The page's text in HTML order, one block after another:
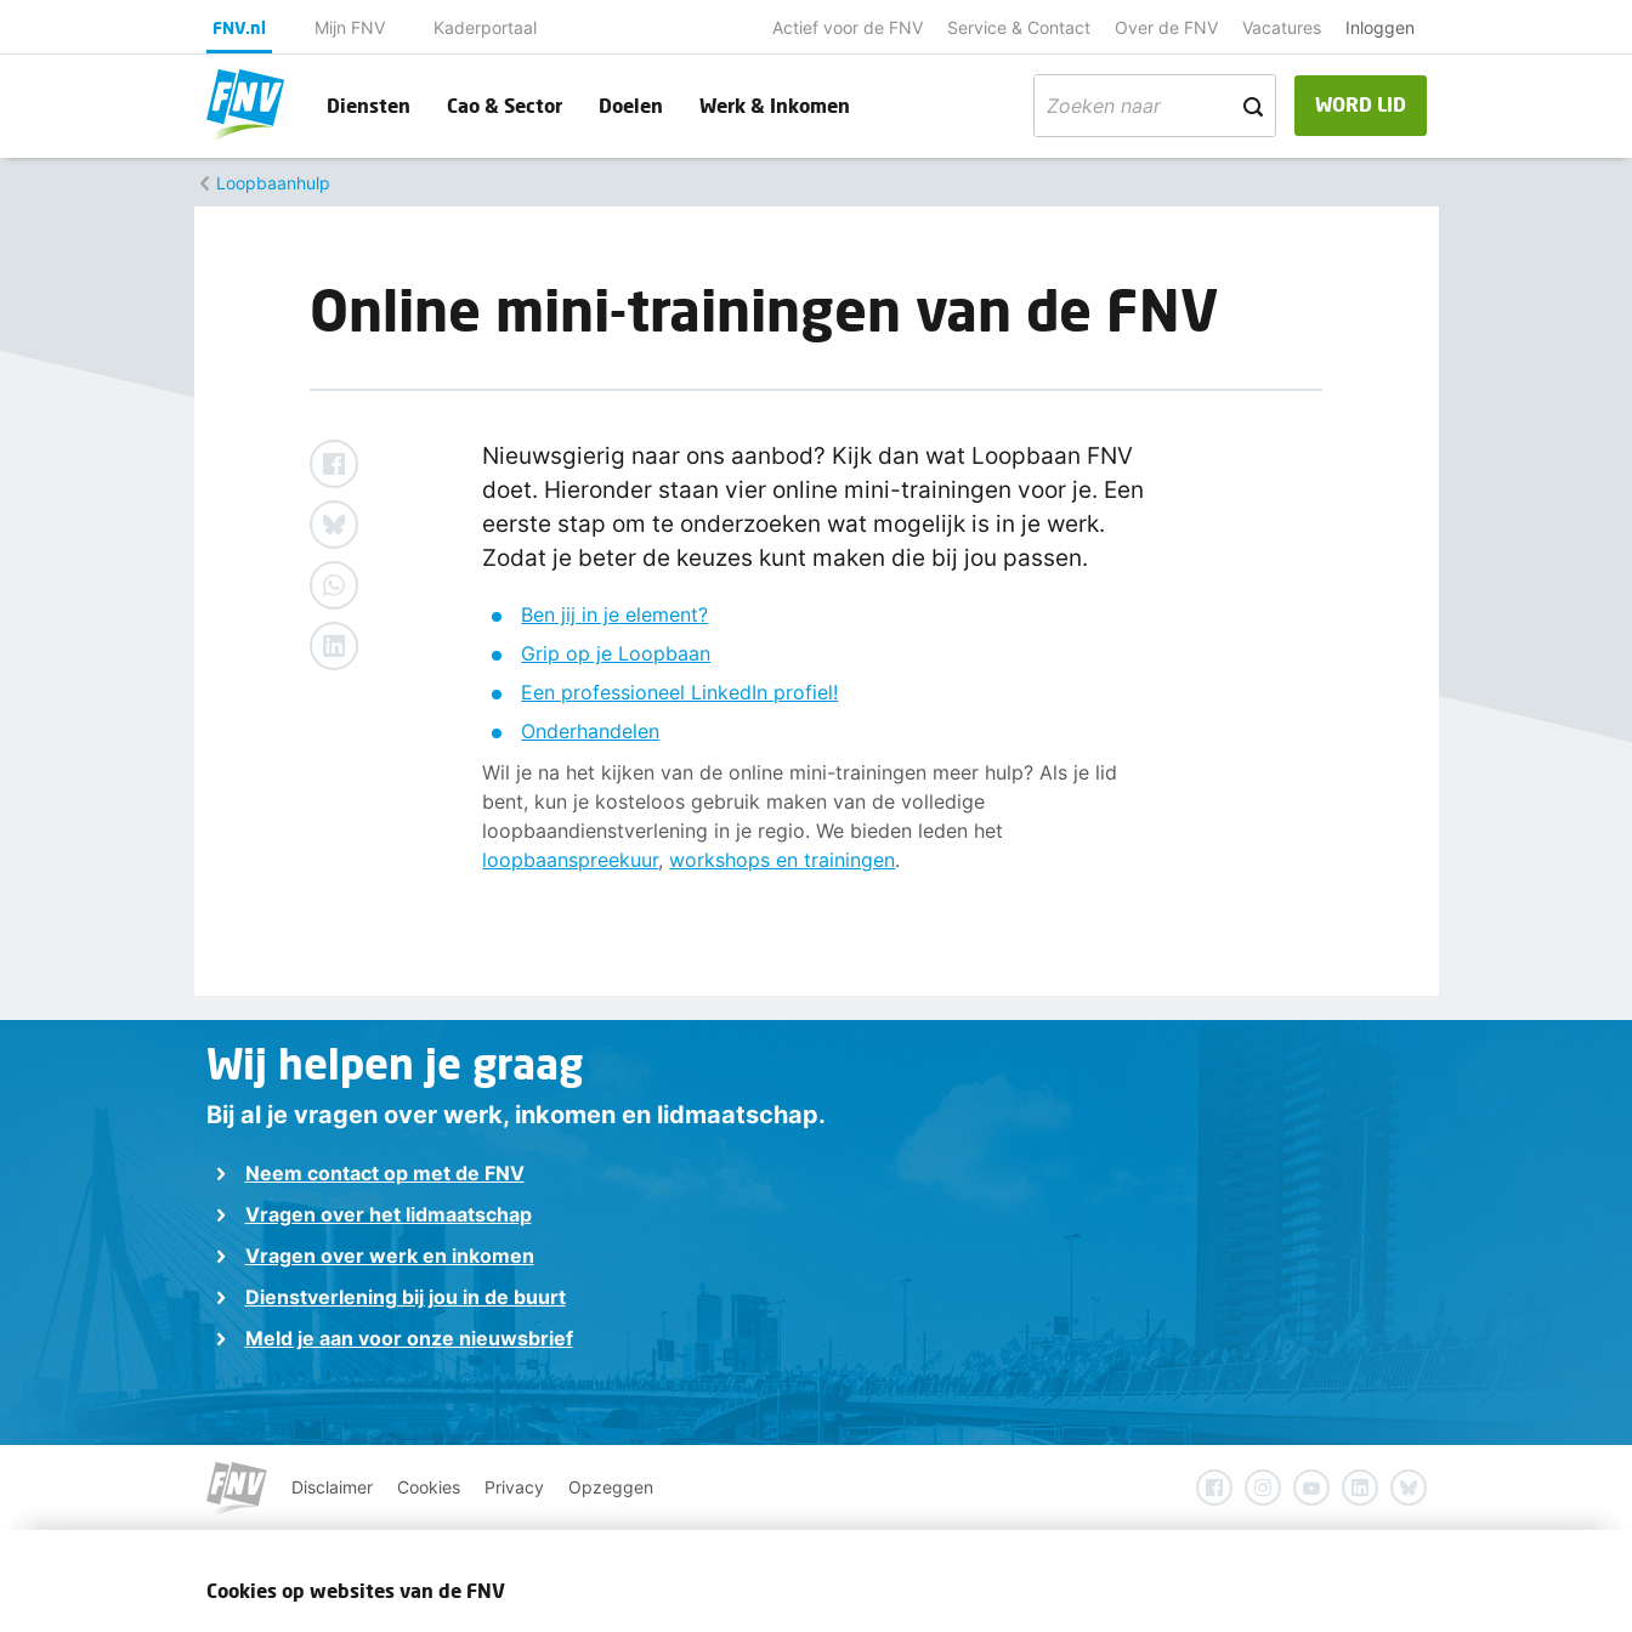
FNV.nl Mijn FNV Kaderportaal Actief voor de FNV Service & Contact Over de FNV Vacatures Inloggen
Diensten Cao & Sector Doelen Werk & Inkomen WORD LID
Loopbaanhulp
Online mini-trainingen van de FNV
Nieuwsgierig naar ons aanbod? Kijk dan wat Loopbaan FNV
doet. Hieronder staan vier online mini-trainingen voor je. Een
eerste stap om te onderzoeken wat mogelijk is in je werk.
Zodat je beter de keuzes kunt maken die bij jou passen.
Ben jij in je element?
Grip op je Loopbaan
Een professioneel LinkedIn profiel!
Onderhandelen
Wil je na het kijken van de online mini-trainingen meer hulp? Als je lid
bent, kun je kosteloos gebruik maken van de volledige
loopbaandienstverlening in je regio. We bieden leden het
loopbaanspreekuur,workshops en trainingen.
Wij helpen je graag
Bij al je vragen over werk, inkomen en lidmaatschap.
Neem contact op met de FNV
Vragen over het lidmaatschap
Vragen over werk en inkomen
Dienstverlening bij jou in de buurt
Meld je aan voor onze nieuwsbrief
Disclaimer Cookies Privacy Opzeggen
Cookies op websites van de FNV